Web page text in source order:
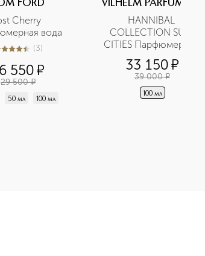
FORD
Cherry
вода
из53 (3)
550¤
29 500 ¤
50 мл 100 мл
VILHELM PARFUMERIE
HANNIBAL
COLLECTION SUN
CITIES Парфюмерная
вода
33 150¤
39 000 ¤
100 мл